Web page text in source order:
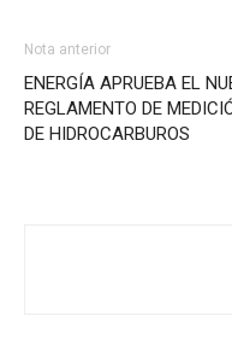
Nota anterior
ENERGÍA APRUEBA EL
REGLAMENTO DE
DE HIDROCARBUROS